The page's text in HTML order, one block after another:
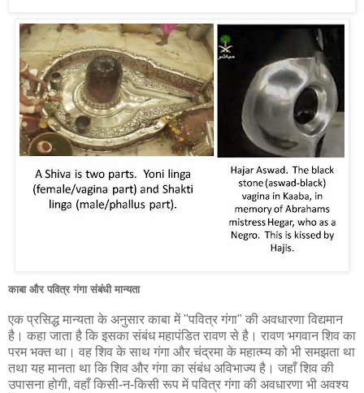
काबा और पवित्र गंगा संबंधी मान्यता
एक प्रसिद्ध मान्यता के अनुसार काबा में "पवित्र गंगा" की अवधारणा विद्यमान
है। कहा जाता है कि इसका संबंध महापंडित रावण से है। रावण भगवान शिव का
परम भक्त था। वह शिव के साथ गंगा और चंद्रमा के महात्म्य को भी समझता था
तथा यह मानता था कि शिव और गंगा का संबंध अविभाज्य है। जहाँ शिव की
उपासना होगी, वहाँ किसी-न-किसी रूप में पवित्र गंगा की अवधारणा भी अवश्य